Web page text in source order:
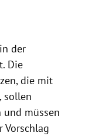
der
Die
die mit
sollen
müssen
Vorschlag